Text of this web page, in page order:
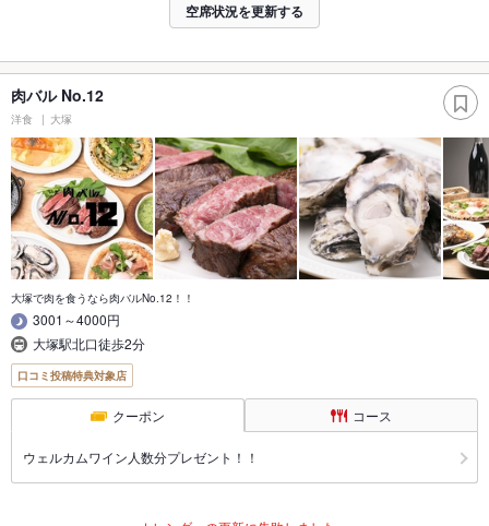
空席状況を更新する
肉バル No.12
洋食 大塚
大塚で肉を食うなら肉バルNo.12！！
3001～4000円
大塚駅北口徒歩2分
口コミ投稿特典対象店
クーポン コース
ウェルカムワイン人数分プレゼント！！